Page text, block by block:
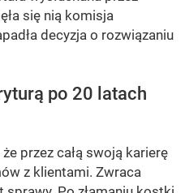
się nią komisja
decyzja o rozwiązaniu
po 20 latach
przez całą swoją karierę
z klientami. Zwraca